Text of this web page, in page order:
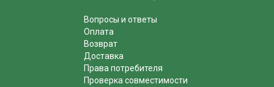
Вопросы и ответы
Оплата
Возврат
Доставка
Права потребителя
Проверка совместимости